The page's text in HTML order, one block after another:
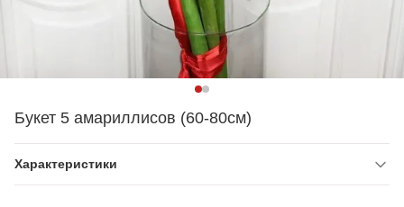
Букет 5 амариллисов (60-80см)
Характеристики